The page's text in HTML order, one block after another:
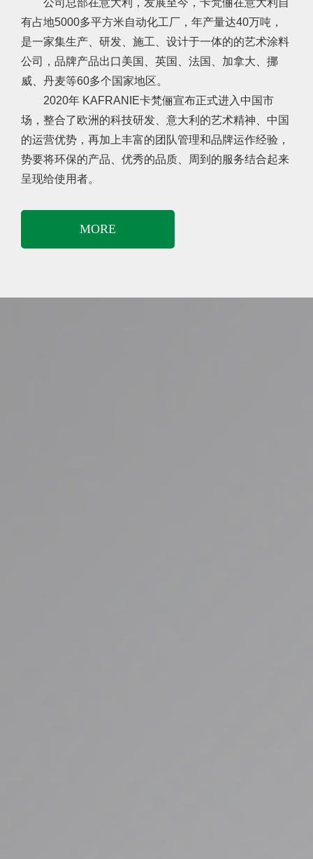
有占地5000多平方米自动化工厂，年产量达40万吨，
是一家集生产、研发、施工、设计于一体的的艺术涂料
公司，品牌产品出口美国、英国、法国、加拿大、挪
威、丹麦等60多个国家地区。
2020年 KAFRANIE卡梵俪宣布正式进入中国市
场，整合了欧洲的科技研发、意大利的艺术精神、中国
的运营优势，再加上丰富的团队管理和品牌运作经验，
势要将环保的产品、优秀的品质、周到的服务结合起来
呈现给使用者。
MORE